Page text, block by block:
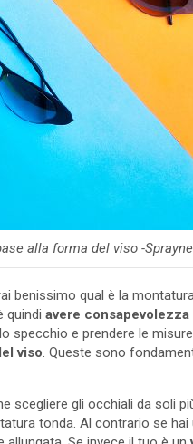
alla forma del viso -
benissimo qual è la
quindi avere
specchio e prendere le
viso . Queste sono
scegliere gli occhiali da soli
tonda. Al contrario se hai